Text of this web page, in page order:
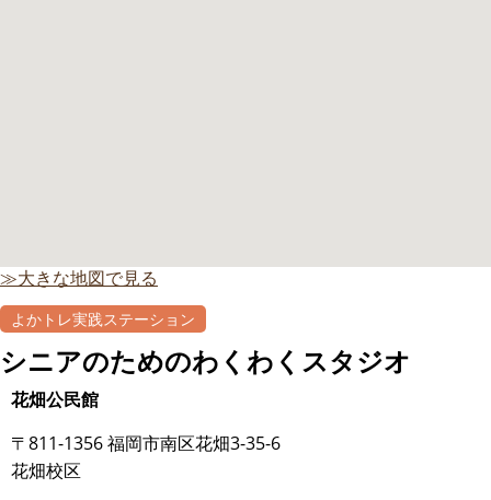
≫大きな地図で見る
よかトレ実践ステーション
シニアのためのわくわくスタジオ
花畑公民館
〒811-1356 福岡市南区花畑3-35-6
花畑校区